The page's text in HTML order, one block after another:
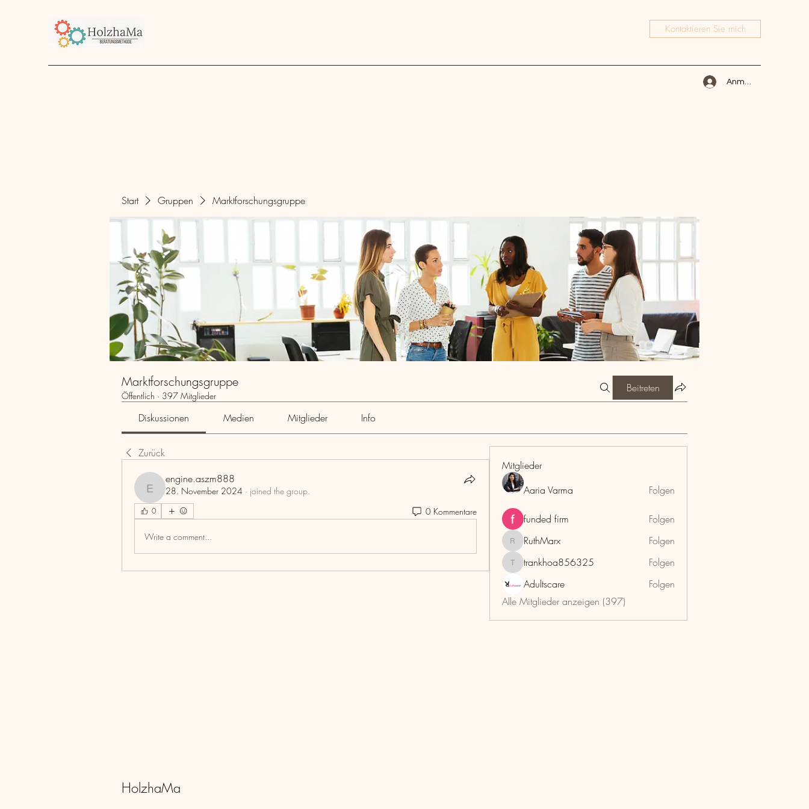
Kontaktieren Sie mich
Anmelden
Start Gruppen Marktforschungsgruppe
Marktforschungsgruppe
Öffentlich · 397 Mitglieder
Beitreten
Diskussionen Medien Mitglieder Info
Zurück
engine.aszm888
engine.aszm888
28. November 2024 · joined the group.
0 0 Kommentare
Write a comment...
Mitglieder
Aaria Varma
Folgen
funded firm Folgen
RuthMarx
RuthMarx Folgen
trankhoa856325
trankhoa856325
Folgen
Adultscare
Folgen
Alle Mitglieder anzeigen (397)
HolzhaMa